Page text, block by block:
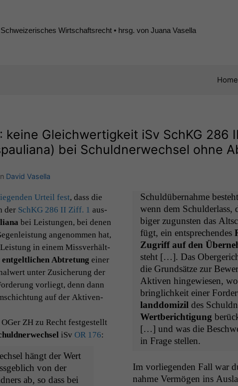
Schweizerisches Wirtschaftsrecht • hrsg. von Juana Vasella
Home
keine Gleichwertigkeit iSv SchKG 286 II
bei Schuldnerwechsel ohne
David Vasella
Urteil fest, dass die
der SchKG 286 II Ziff. 1 aus­
bei Leis­tun­gen, bei denen
angenom­men hat,
in einem Missver­hält­
ent­geltlichen Abtre­tung ein­er
unter Zusicherung der
vor­liegt, denn dann
auf der Aktiven­
ZHzu Recht fest­gestellt
iSv OR 176:
hängt der Wert
von der
ab, so dass bei
Schuldüber­nahme
wenn dem Schul­der­lass,
biger zugun­sten das
fügt, ein entsprechen­des
Zugriff auf den
ste­ht […]. Das
die Grund­sätze zur
Aktiv­en hingewiesen,
bringlichkeit ein­er
land­dom­izil des
Wert­berich­ti­gung
[…] und was die
in Frage stellen.
Im vor­liegen­den Fall war durch eine Schuldüber­
nahme Ver­mö­gen ins